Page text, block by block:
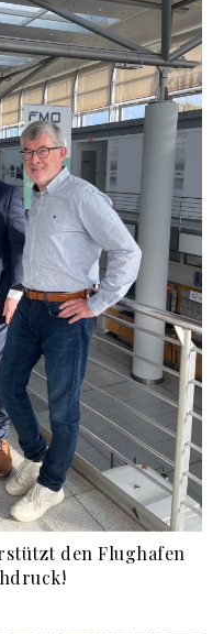
den Flughafen